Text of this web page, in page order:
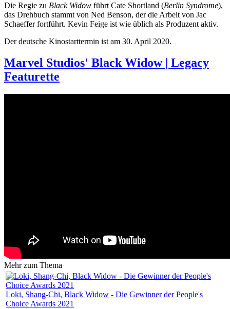
Die Regie zu Black Widow führt Cate Shortland (Berlin Syndrome),
das Drehbuch stammt von Ned Benson, der die Arbeit von Jac
Schaeffer fortführt. Kevin Feige ist wie üblich als Produzent aktiv.
Der deutsche Kinostarttermin ist am 30. April 2020.
Marvel Studios' Black Widow | Legacy
Featurette
Mehr zum Thema
Loki, Shang-Chi, Black Widow - Die Gewinner der People's
Choice Awards 2021